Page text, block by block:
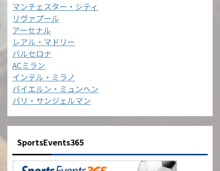
マンチェスター・シティ
リヴァプール
アーセナル
レアル・マドリー
バルセロナ
ACミラン
インテル・ミラノ
バイエルン・ミュンヘン
パリ・サンジェルマン
SportsEvents365